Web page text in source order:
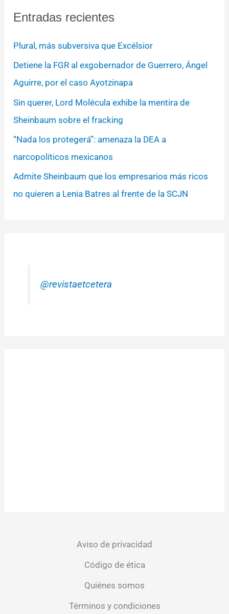
Entradas recientes
Plural, más subversiva que Excélsior
Detiene la FGR al exgobernador de Guerrero, Ángel
Aguirre, por el caso Ayotzinapa
Sin querer, Lord Molécula exhibe la mentira de
Sheinbaum sobre el fracking
“Nada los protegerá”: amenaza la DEA a
narcopolíticos mexicanos
Admite Sheinbaum que los empresarios más ricos
no quieren a Lenia Batres al frente de la SCJN
@revistaetcetera
Aviso de privacidad
Código de ética
Quiénes somos
Términos y condiciones